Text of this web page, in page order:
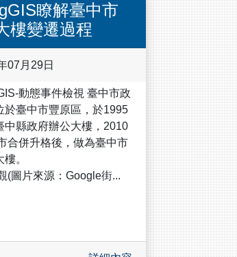
瞭解臺中市
樓變遷過程
07月29日
動態事件檢視 臺中市政
於臺中市豐原區，於1995
中縣政府辦公大樓，2010
合併升格後，做為臺中市
辦公大樓。
(圖片來源：Google街...